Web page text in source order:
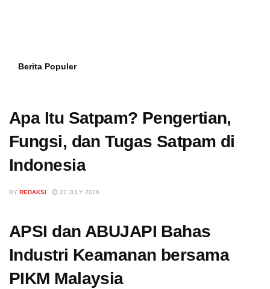
Berita Populer
Apa Itu Satpam? Pengertian,
Fungsi, dan Tugas Satpam di
Indonesia
BY REDAKSI 22 JULY 2026
APSI dan ABUJAPI Bahas
Industri Keamanan bersama
PIKM Malaysia